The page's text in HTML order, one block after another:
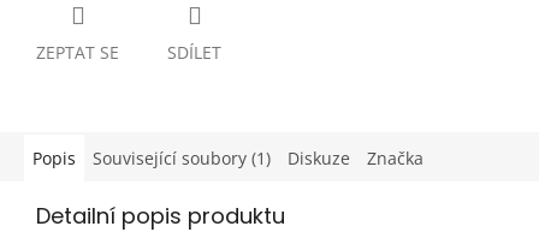
ZEPTAT SE SDÍLET
Popis Související soubory (1) Diskuze Značka
Detailní popis produktu